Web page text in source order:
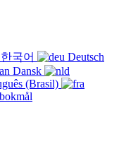
국어
Deutsch
Dansk
(Brasil)